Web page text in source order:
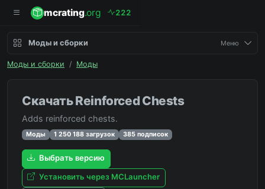
mcrating.org 222
Моды и сборки Меню
Моды и сборки / Моды
Скачать Reinforced Chests
Adds reinforced chests.
Моды 1 250 188 загрузок 385 подписок
Выбрать версию
Установить через MCLauncher